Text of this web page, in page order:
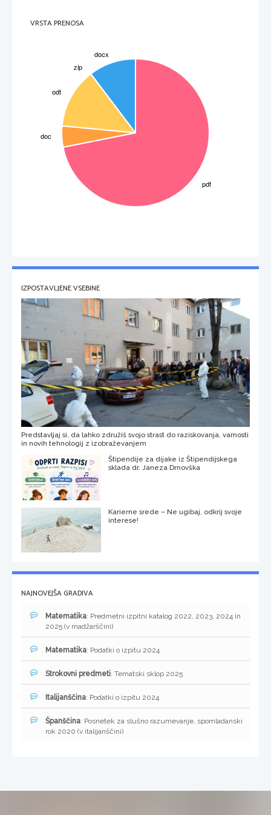
               Poslikava notranjosti
Marijina cerkev-v njej je samostan, zgrajena v sredjem veku, sredi 13.st
VRSTA PRENOSA
IZPOSTAVLJENE VSEBINE
Predstavljaj si, da lahko združiš svojo strast do raziskovanja, varnosti
in novih tehnologij z izobraževanjem
Štipendije za dijake iz Štipendijskega
sklada dr. Janeza Drnovška
Karierne srede – Ne ugibaj, odkrij svoje
interese!
NAJNOVEJŠA GRADIVA
Matematika: Predmetni izpitni katalog 2022, 2023, 2024 in
2025 (v madžarščini)
Matematika: Podatki o izpitu 2024
Strokovni predmeti: Tematski sklop 2025
Italijanščina: Podatki o izpitu 2024
Španščina: Posnetek za slušno razumevanje, spomladanski
rok 2020 (v italijanščini)